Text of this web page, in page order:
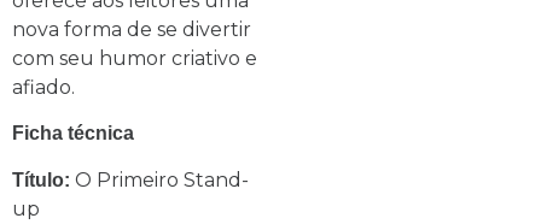
nova forma de se divertir
com seu humor criativo e
afiado.
Ficha técnica
Título: O Primeiro Stand-
up